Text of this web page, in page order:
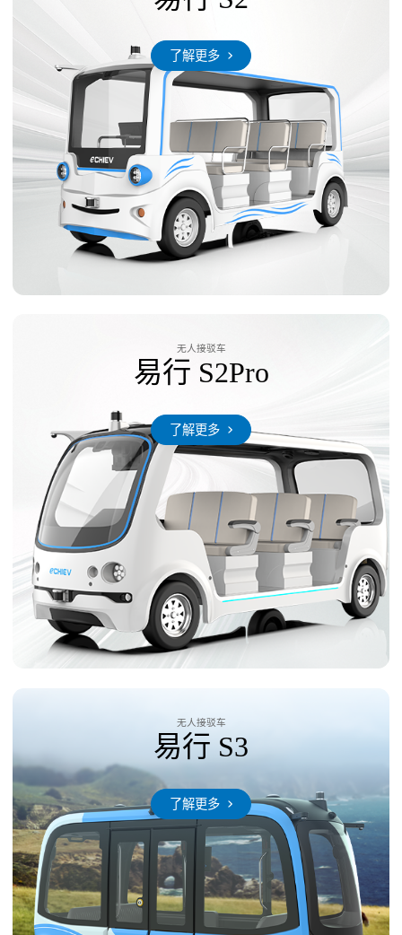
了解更多
无人接驳车
易行 S2Pro
了解更多
无人接驳车
易行 S3
了解更多